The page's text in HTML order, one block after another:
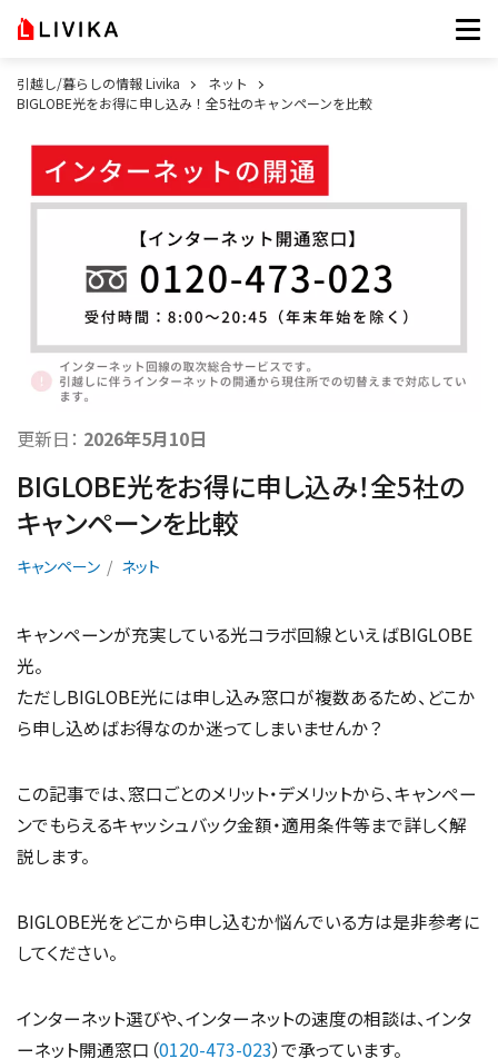
引越し/暮らしの情報 Livika
ネット
BIGLOBE光をお得に申し込み！全5社のキャンペーンを比較
更新日： 2026年5月10日
BIGLOBE光をお得に申し込み！全5社の
キャンペーンを比較
キャンペーン ネット
キャンペーンが充実している光コラボ回線といえばBIGLOBE
光。
ただしBIGLOBE光には申し込み窓口が複数あるため、どこか
ら申し込めばお得なのか迷ってしまいませんか？
この記事では、窓口ごとのメリット・デメリットから、キャンペー
ンでもらえるキャッシュバック金額・適用条件等まで詳しく解
説します。
BIGLOBE光をどこから申し込むか悩んでいる方は是非参考に
してください。
インターネット選びや、インターネットの速度の相談は、インタ
ーネット開通窓口（0120-473-023）で承っています。